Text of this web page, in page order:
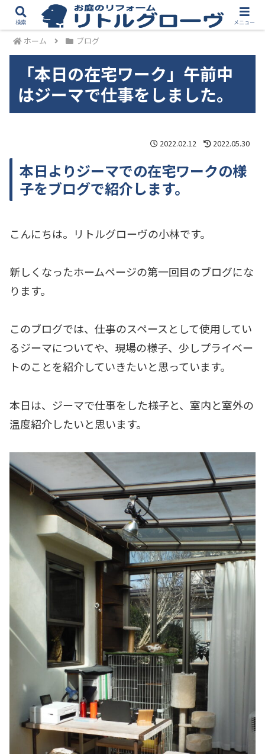
ホーム ブログ
「本日の在宅ワーク」午前中
はジーマで仕事をしました。
2022.02.12 2022.05.30
本日よりジーマでの在宅ワークの様
子をブログで紹介します。
こんにちは。リトルグローヴの小林です。
新しくなったホームページの第一回目のブログにな
ります。
このブログでは、仕事のスペースとして使用してい
るジーマについてや、現場の様子、少しプライベー
トのことを紹介していきたいと思っています。
本日は、ジーマで仕事をした様子と、室内と室外の
温度紹介したいと思います。
検索 メニュー